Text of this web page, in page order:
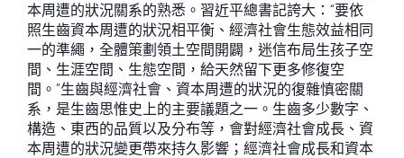
本周遭的狀況關系的熟悉。習近平總書記誇大：“要依
照生齒資本周遭的狀況相平衡、經濟社會生態效益相同
一的準繩，全體策劃領土空間開闢，迷信布局生孩子空
間、生涯空間、生態空間，給天然留下更多修復空
間。”生齒與經濟社會、資本周遭的狀況的復雜慎密關
系，是生齒思惟史上的主要議題之一。生齒多少數字、
構造、東西的品質以及分布等，會對經濟社會成長、資
本周遭的狀況變更帶來持久影響；經濟社會成長和資本